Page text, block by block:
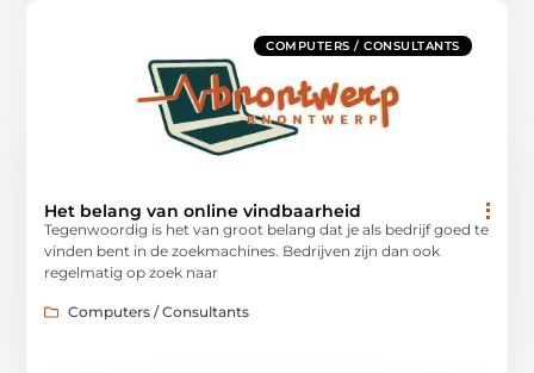
COMPUTERS / CONSULTANTS
Het belang van online vindbaarheid
Tegenwoordig is het van groot belang dat je als bedrijf goed te
vinden bent in de zoekmachines. Bedrijven zijn dan ook
regelmatig op zoek naar
Computers / Consultants